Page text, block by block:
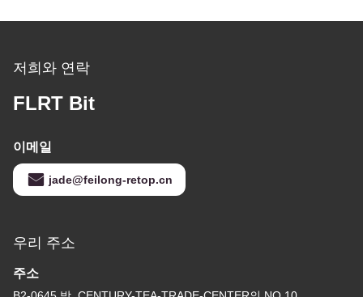
저희와 연락
FLRT Bit
이메일
jade@feilong-retop.cn
우리 주소
주소